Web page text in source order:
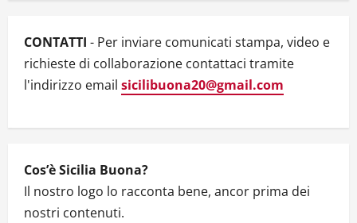
i
o
CONTATTI - Per inviare comunicati stampa, video e
richieste di collaborazione contattaci tramite
l'indirizzo email sicilibuona20@gmail.com
Cos’è Sicilia Buona?
Il nostro logo lo racconta bene, ancor prima dei
nostri contenuti.